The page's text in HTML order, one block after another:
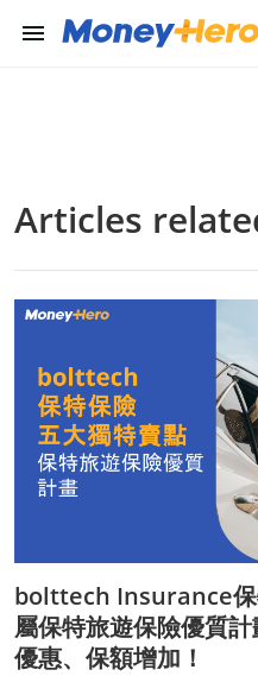
menu
Articles
bolttech Insurance
屬保特旅遊保險優質
優惠、保額增加！